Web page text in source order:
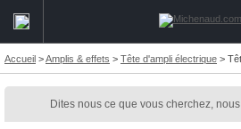
Accueil >Amplis & effets > Tête d'ampli électrique >
Dites nous ce que vous cherchez,